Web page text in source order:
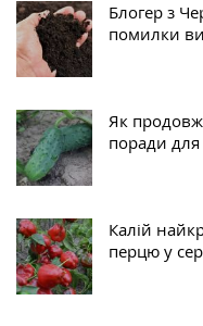
Блогер з
помилки
Як
поради для
Калій
перцю у